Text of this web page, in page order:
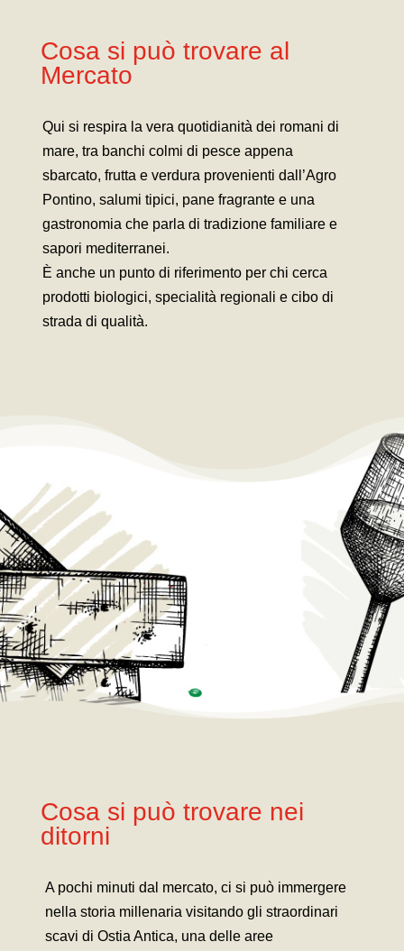
Cosa si può trovare al
Mercato
Qui si respira la vera quotidianità dei romani di
mare, tra banchi colmi di pesce appena
sbarcato, frutta e verdura provenienti dall’Agro
Pontino, salumi tipici, pane fragrante e una
gastronomia che parla di tradizione familiare e
sapori mediterranei.
È anche un punto di riferimento per chi cerca
prodotti biologici, specialità regionali e cibo di
strada di qualità.
Cosa si può trovare nei
ditorni
A pochi minuti dal mercato, ci si può immergere
nella storia millenaria visitando gli straordinari
scavi di Ostia Antica, una delle aree